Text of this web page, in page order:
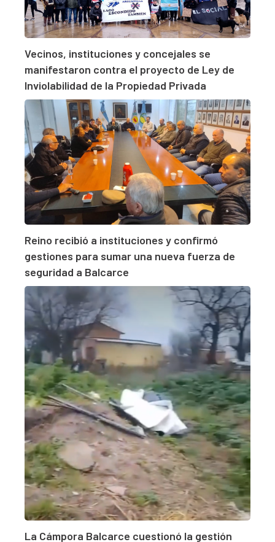
Vecinos, instituciones y concejales se
manifestaron contra el proyecto de Ley de
Inviolabilidad de la Propiedad Privada
Reino recibió a instituciones y confirmó
gestiones para sumar una nueva fuerza de
seguridad a Balcarce
La Cámpora Balcarce cuestionó la gestión